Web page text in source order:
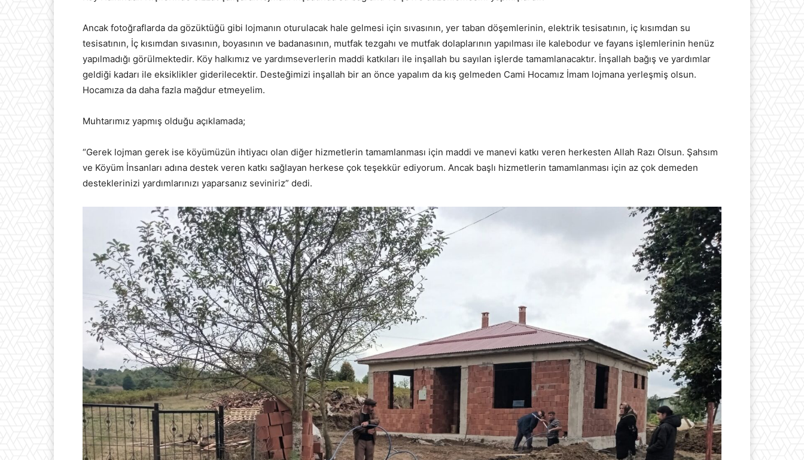
Ancak fotoğraflarda da gözüktüğü gibi lojmanın oturulacak hale gelmesi için sıvasının, yer taban döşemlerinin, elektrik tesisatının, iç kısımdan su
tesisatının, İç kısımdan sıvasının, boyasının ve badanasının, mutfak tezgahı ve mutfak dolaplarının yapılması ile kalebodur ve fayans işlemlerinin henüz
yapılmadığı görülmektedir. Köy halkımız ve yardımseverlerin maddi katkıları ile inşallah bu sayılan işlerde tamamlanacaktır. İnşallah bağış ve yardımlar
geldiği kadarı ile eksiklikler giderilecektir. Desteğimizi inşallah bir an önce yapalım da kış gelmeden Cami Hocamız İmam lojmana yerleşmiş olsun.
Hocamıza da daha fazla mağdur etmeyelim.
Muhtarımız yapmış olduğu açıklamada;
“Gerek lojman gerek ise köyümüzün ihtiyacı olan diğer hizmetlerin tamamlanması için maddi ve manevi katkı veren herkesten Allah Razı Olsun. Şahsım
ve Köyüm İnsanları adına destek veren katkı sağlayan herkese çok teşekkür ediyorum. Ancak başlı hizmetlerin tamamlanması için az çok demeden
desteklerinizi yardımlarınızı yaparsanız seviniriz” dedi.